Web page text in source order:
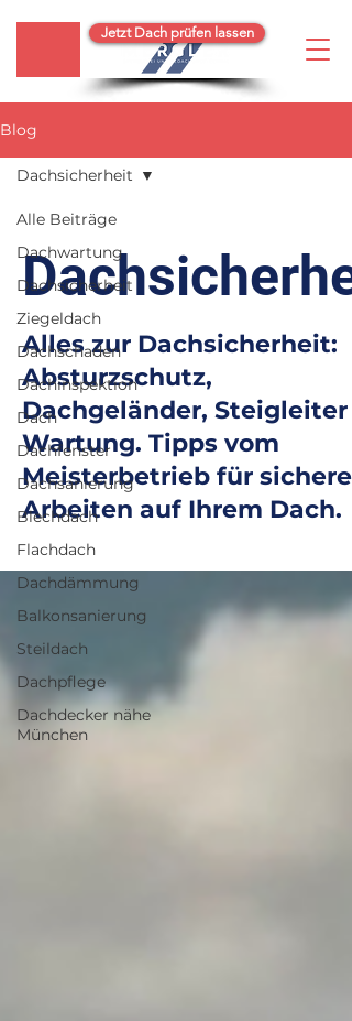
Jetzt Dach prüfen lassen
Blog
Alle Beiträge
Dachwartung
Dachsicherheit
Ziegeldach
Dachschaden
Dachinspektion
Dach
Dachfenster
Dachsanierung
Blechdach
Flachdach
Dachdämmung
Balkonsanierung
Steildach
Dachpflege
Dachdecker nähe
München
Dachsicherheit
Alles zur Dachsicherheit:
Absturzschutz,
Dachgeländer, Steigleiter
Wartung. Tipps vom
Meisterbetrieb für sicheres
Arbeiten auf Ihrem Dach.